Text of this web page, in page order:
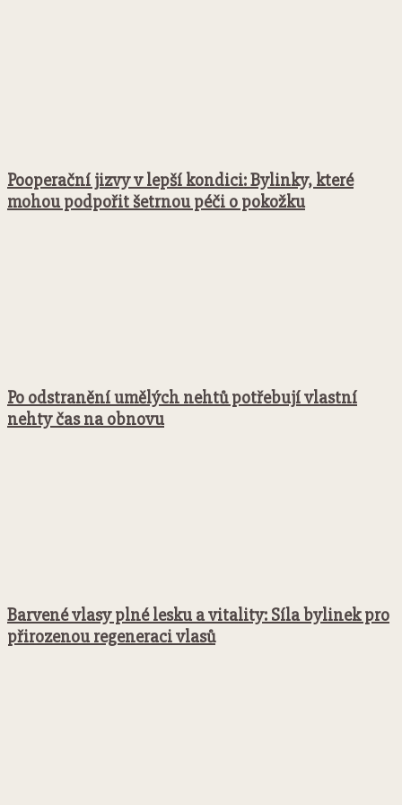
Pooperační jizvy v lepší kondici: Bylinky, které
mohou podpořit šetrnou péči o pokožku
Po odstranění umělých nehtů potřebují vlastní
nehty čas na obnovu
Barvené vlasy plné lesku a vitality: Síla bylinek pro
přirozenou regeneraci vlasů